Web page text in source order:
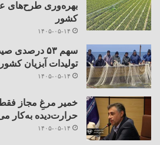
بهره‌وری طرح‌های
کشور
۱۴۰۵-۰۵-۱۴
سهم ۵۳
تولیدات آبزیان کشور
۱۴۰۵-۰۵-۱۴
خمیر مرغِ مجاز
حرارت‌دیده به‌کار
۱۴۰۵-۰۵-۱۴